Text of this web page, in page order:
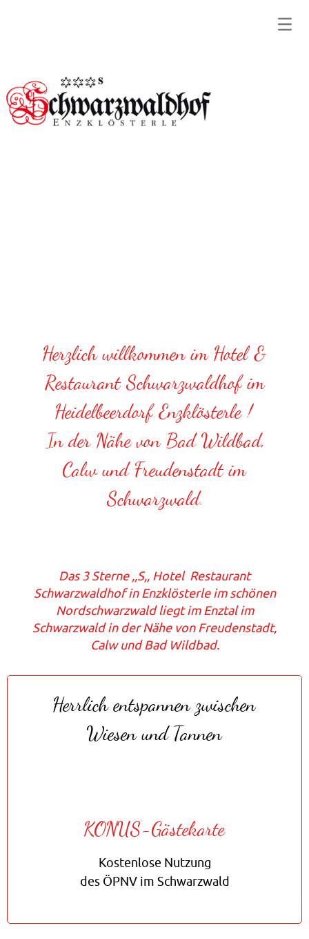
Herzlich willkommen im Hotel &
Restaurant Schwarzwaldhof im
HeidelbeerdorfEnzklösterle !
In der Nähe von Bad Wildbad,
Calw und Freudenstadt im
Schwarzwald.
Das 3 Sterne ,,S,, Hotel Restaurant
Schwarzwaldhof in Enzklösterle im schönen
Nordschwarzwald liegt im Enztal im
Schwarzwald in der Nähe von Freudenstadt,
Calw und Bad Wildbad.
Herrlich entspannen zwischen
Wiesen und Tannen
KONUS‑Gästekarte
Kostenlose Nutzung
des ÖPNV im Schwarzwald